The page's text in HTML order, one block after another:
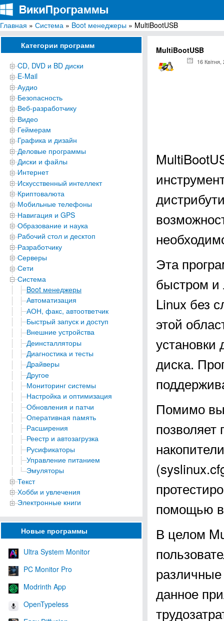
ВикиПрограммы
Энциклопедия бесплатных компьютерных программ для Windows
Главная » Система » Boot менеджеры » MultiBootUSB
Категории программ
CD, DVD и BD диски
E-Mail
Аудио
Безопасность
Веб-разработчику
Видео
Геймерам
Графика и дизайн
Деловые программы
Диски и файлы
Интернет
Искусственный интеллект
Криптовалюта
Мобильные телефоны
Навигация и GPS
Образование и наука
Рабочий стол и десктоп
Разработчику
Серверы
Сети
Система
Boot менеджеры
Автоматизация
АОН, факс, автоответчик
Быстрый запуск и доступ
Внешние устройства
Деинсталляторы
Диагностика и тесты
Драйверы
Другое
Мониторинг системы
Настройка и оптимизация
Обновления и патчи
Оперативная память
Расширения
Реестр и автозагрузка
Русификаторы
Управление питанием
Эмуляторы
Текст
Хобби и увлечения
Электронные книги
Новые программы
Ultra System Monitor
PC Monitor Pro
Modrinth App
OpenTypeless
MultiBootUSB
16 Квітня,
Эта
быстром и
Linux без
этой
установки
диска.
Помимо
позволяет
помощью
В целом
данное